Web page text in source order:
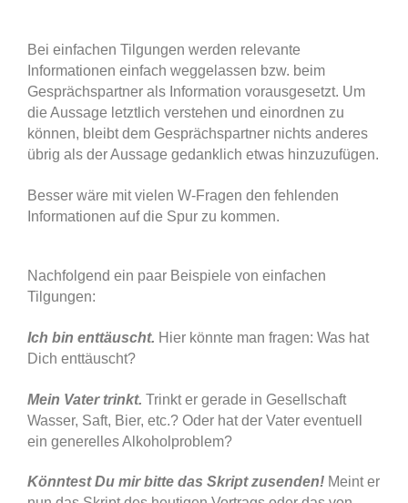
Bei einfachen Tilgungen werden relevante
Informationen einfach weggelassen bzw. beim
Gesprächspartner als Information vorausgesetzt. Um
die Aussage letztlich verstehen und einordnen zu
können, bleibt dem Gesprächspartner nichts anderes
übrig als der Aussage gedanklich etwas hinzuzufügen.
Besser wäre mit vielen W-Fragen den fehlenden
Informationen auf die Spur zu kommen.
Nachfolgend ein paar Beispiele von einfachen
Tilgungen:
Ich bin enttäuscht. Hier könnte man fragen: Was hat
Dich enttäuscht?
Mein Vater trinkt. Trinkt er gerade in Gesellschaft
Wasser, Saft, Bier, etc.? Oder hat der Vater eventuell
ein generelles Alkoholproblem?
Könntest Du mir bitte das Skript zusenden! Meint er